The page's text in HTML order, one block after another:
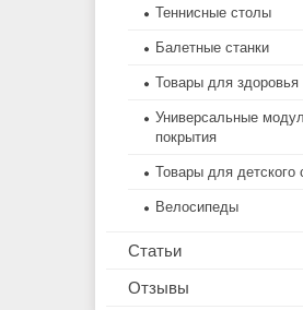
Теннисные столы
Балетные станки
Товары для здоровья
Универсальные
покрытия
Товары для детского
Велосипеды
Статьи
Отзывы